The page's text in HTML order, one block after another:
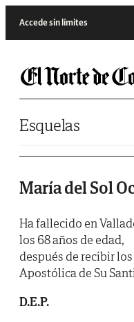
Accede sin límites
Esquelas
María del Sol
Ha fallecido en
los 68 años de edad,
después de recibir
Apostólica de Su
D.E.P.